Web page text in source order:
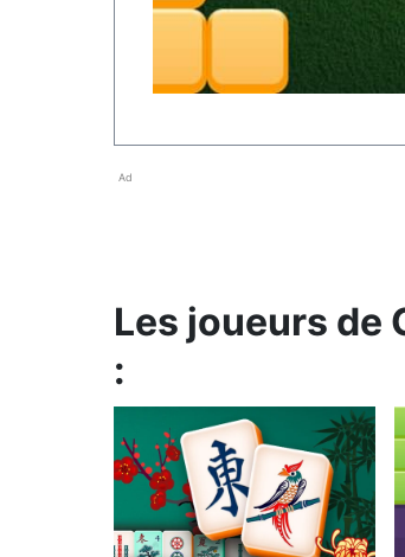
Ad
Les joueurs de
: